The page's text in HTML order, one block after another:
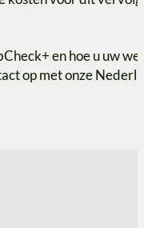
en hoe u uw
op met onze